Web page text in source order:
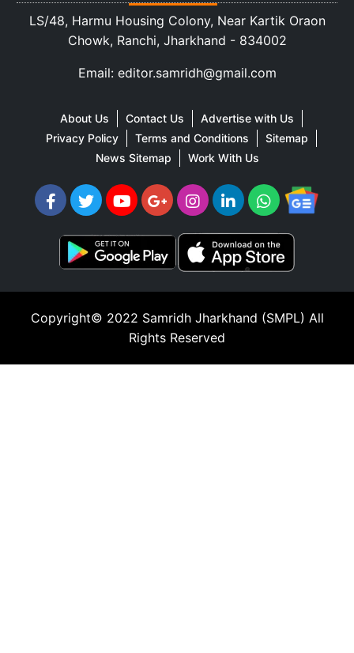
LS/48, Harmu Housing Colony, Near Kartik Oraon
Chowk, Ranchi, Jharkhand - 834002
Email: editor.samridh@gmail.com
About Us Contact Us
Advertise with Us
Privacy Policy
Terms and Conditions
Sitemap
News Sitemap
Work With Us
Copyright© 2022 Samridh Jharkhand (SMPL) All
Rights Reserved